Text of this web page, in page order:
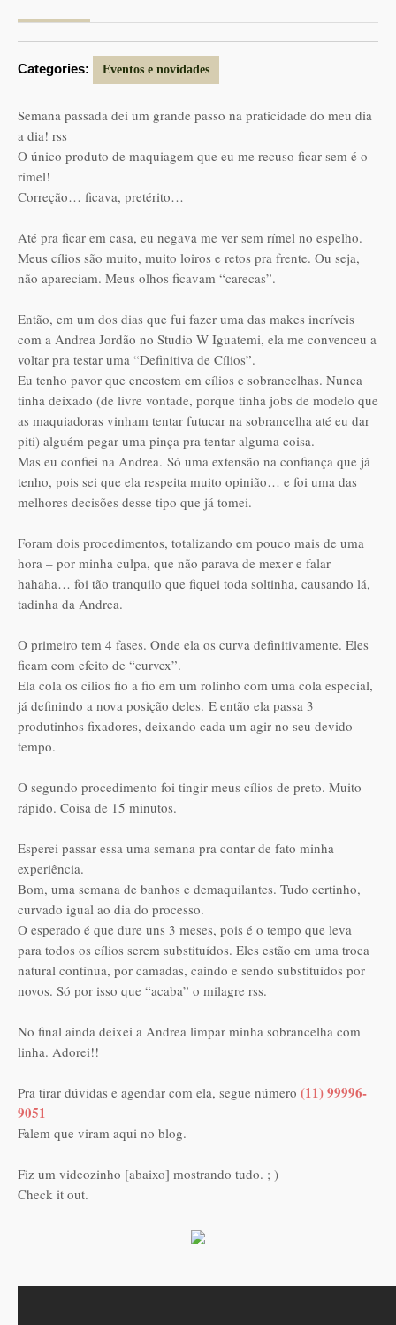
Categories: Eventos e novidades
Semana passada dei um grande passo na praticidade do meu dia
a dia! rss
O único produto de maquiagem que eu me recuso ficar sem é o
rímel!
Correção… ficava, pretérito…
Até pra ficar em casa, eu negava me ver sem rímel no espelho.
Meus cílios são muito, muito loiros e retos pra frente. Ou seja,
não apareciam. Meus olhos ficavam “carecas”.
Então, em um dos dias que fui fazer uma das makes incríveis
com a Andrea Jordão no Studio W Iguatemi, ela me convenceu a
voltar pra testar uma “Definitiva de Cílios”.
Eu tenho pavor que encostem em cílios e sobrancelhas. Nunca
tinha deixado (de livre vontade, porque tinha jobs de modelo que
as maquiadoras vinham tentar futucar na sobrancelha até eu dar
piti) alguém pegar uma pinça pra tentar alguma coisa.
Mas eu confiei na Andrea. Só uma extensão na confiança que já
tenho, pois sei que ela respeita muito opinião… e foi uma das
melhores decisões desse tipo que já tomei.
Foram dois procedimentos, totalizando em pouco mais de uma
hora – por minha culpa, que não parava de mexer e falar
hahaha… foi tão tranquilo que fiquei toda soltinha, causando lá,
tadinha da Andrea.
O primeiro tem 4 fases. Onde ela os curva definitivamente. Eles
ficam com efeito de “curvex”.
Ela cola os cílios fio a fio em um rolinho com uma cola especial,
já definindo a nova posição deles. E então ela passa 3
produtinhos fixadores, deixando cada um agir no seu devido
tempo.
O segundo procedimento foi tingir meus cílios de preto. Muito
rápido. Coisa de 15 minutos.
Esperei passar essa uma semana pra contar de fato minha
experiência.
Bom, uma semana de banhos e demaquilantes. Tudo certinho,
curvado igual ao dia do processo.
O esperado é que dure uns 3 meses, pois é o tempo que leva
para todos os cílios serem substituídos. Eles estão em uma troca
natural contínua, por camadas, caindo e sendo substituídos por
novos. Só por isso que “acaba” o milagre rss.
No final ainda deixei a Andrea limpar minha sobrancelha com
linha. Adorei!!
Pra tirar dúvidas e agendar com ela, segue número (11) 99996-
9051
Falem que viram aqui no blog.
Fiz um videozinho [abaixo] mostrando tudo. ; )
Check it out.